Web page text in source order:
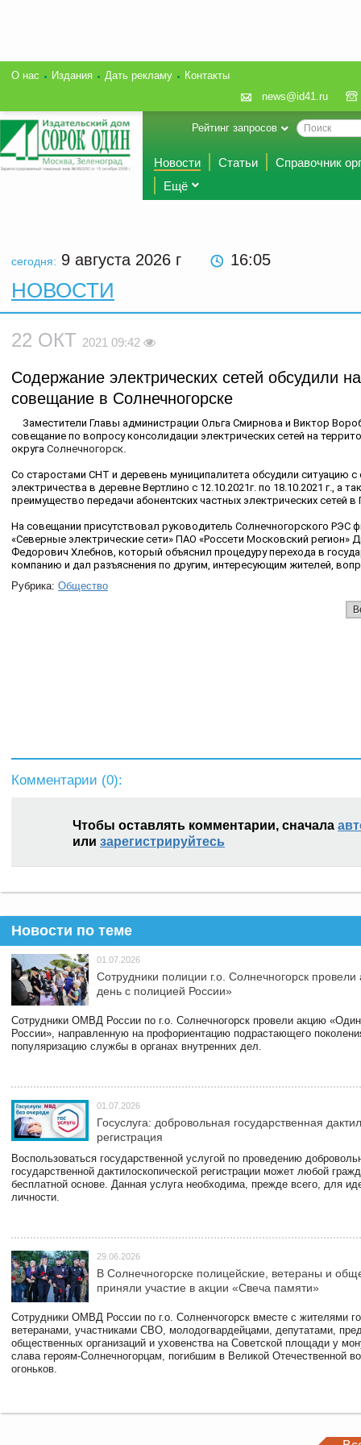
О нас Издания Дать рекламу
Контакты
news@id41.ru
Рейтинг запросов
Новости Статьи
Справочник
Ещё
сегодня: 9 августа 2026 г 16:05
НОВОСТИ
22 ОКТ 2021 09:42
Содержание электрических сетей обсудили на
совещание в Солнечногорске
Заместители Главы администрации Ольга Смирнова и Виктор
совещание по вопросу консолидации электрических сетей на
округа Солнечногорск
Со старостами СНТ и деревень муниципалитета обсудили ситуацию
электричества в деревне Вертлино с 12.10.2021г. по 18.10.2021 г., а
преимущество передачи абонентских частных электрических сетей в
На совещании присутствовал руководитель Солнечногорского РЭС
«Северные электрические сети» ПАО «Россети Московский регион»
Федорович Хлебнов, который объяснил процедуру перехода в
компанию и дал разъяснения по другим, интересующим жителей,
Рубрика: Общество
Комментарии (0):
Чтобы оставлять комментарии, сначала
или зарегистрируйтесь
Новости по теме
01.07.2026
Сотрудники полиции г.о. Солнечногорск
день с полицией России»
Сотрудники ОМВД России по г.о. Солнечногорск провели акцию
России», направленную на профориентацию подрастающего
популяризацию службы в органах внутренних дел.
01.07.2026
Госуслуга: добровольная государственная
регистрация
Воспользоваться государственной услугой по проведению
государственной дактилоскопической регистрации может любой
бесплатной основе. Данная услуга необходима, прежде всего, для
личности.
29.06.2026
В Солнечногорске полицейские, ветераны и
приняли участие в акции «Свеча памяти»
Сотрудники ОМВД России по г.о. Солненчогорск вместе с жителями
ветеранами, участниками СВО, молодогвардейцами, депутатами,
общественных организаций и уховенства на Советской площади у
слава героям-Солнечногорцам, погибшим в Великой Отечественной
огоньков.